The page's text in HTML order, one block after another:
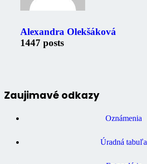
Alexandra Olekšáková
1447 posts
Zaujimavé odkazy
Oznámenia
Úradná tabuľa